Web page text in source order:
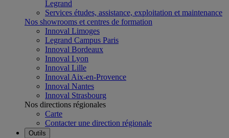
Legrand
Services études, assistance, exploitation et maintenance
Nos showrooms et centres de formation
Innoval Limoges
Legrand Campus Paris
Innoval Bordeaux
Innoval Lyon
Innoval Lille
Innoval Aix-en-Provence
Innoval Nantes
Innoval Strasbourg
Nos directions régionales
Carte
Contacter une direction régionale
Outils